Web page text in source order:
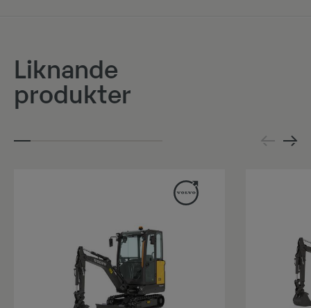
Liknande
produkter